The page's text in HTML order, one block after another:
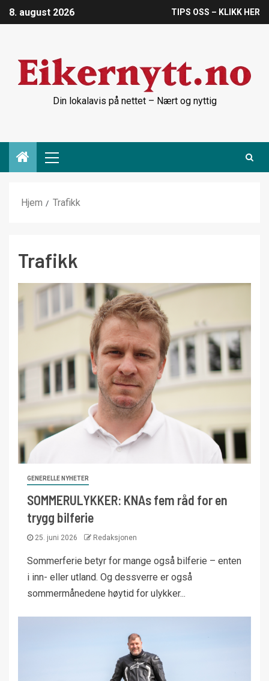
8. august 2026 TIPS OSS – KLIKK HER
Din lokalavis på nettet – Nært og nyttig
Hjem Trafikk
Trafikk
GENERELLE NYHETER
SOMMERULYKKER: KNAs fem råd for en
trygg bilferie
25. juni 2026 Redaksjonen
Sommerferie betyr for mange også bilferie – enten
i inn- eller utland. Og dessverre er også
sommermånedene høytid for ulykker...